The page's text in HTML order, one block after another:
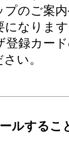
プのご案
になりま
登録カー
い。
ルするこ